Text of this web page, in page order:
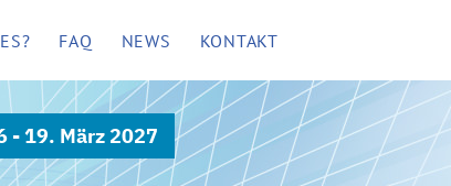
FAQ NEWS KONTAKT
- 19. März 2027